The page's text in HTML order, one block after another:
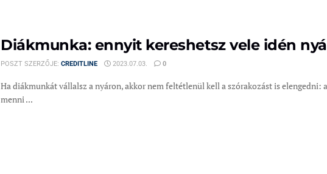
Diákmunka: ennyit kereshetsz vele idén
POSZT SZERZŐJE: CREDITLINE 2023.07.03. 0
Ha diákmunkát vállalsz a nyáron, akkor nem feltétlenül kell a szórakozást is
menni ...